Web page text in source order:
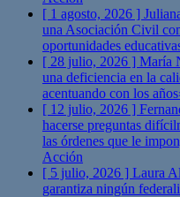
[ 1 agosto, 2026 ]
una Asociación Civil
oportunidades
[ 28 julio, 2026 ] María
una deficiencia en la
acentuando con los
[ 12 julio, 2026 ]
hacerse preguntas
las órdenes que le
Acción
[ 5 julio, 2026 ] Laura
garantiza ningún